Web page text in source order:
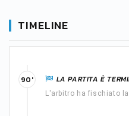
TIMELINE
LA PARTITA È
L'arbitro ha fischiato
90'